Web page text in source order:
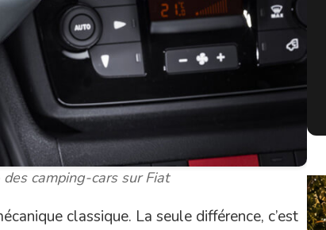
camping-cars sur Fiat
classique. La seule différence, c’est